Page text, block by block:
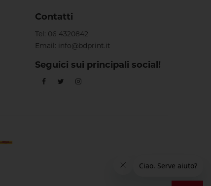
Contatti
Tel: 06 4320842
Email: info@bdprint.it
Seguici sui principali social!